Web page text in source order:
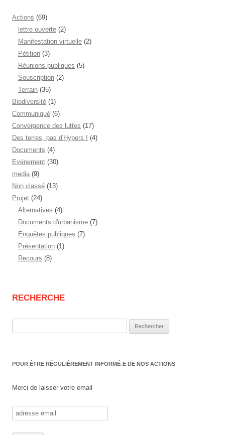
Actions (69)
lettre ouverte (2)
Manifestation virtuelle (2)
Pétition (3)
Réunions publiques (5)
Souscription (2)
Terrain (35)
Biodiversité (1)
Communiqué (6)
Convergence des luttes (17)
Des terres, pas d'Hypers ! (4)
Documents (4)
Evénement (30)
media (9)
Non classé (13)
Projet (24)
Alternatives (4)
Documents d'urbanisme (7)
Enquêtes publiques (7)
Présentation (1)
Recours (8)
RECHERCHE
POUR ÊTRE RÉGULIÈREMENT INFORMÉ-E DE NOS ACTIONS
Merci de laisser votre email